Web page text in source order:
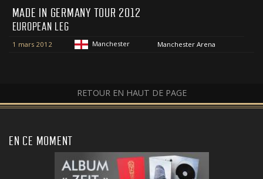
MADE IN GERMANY TOUR 2012
EUROPEAN LEG
1 mars 2012 Manchester Manchester Arena
RETOUR EN HAUT DE PAGE
EN CE MOMENT